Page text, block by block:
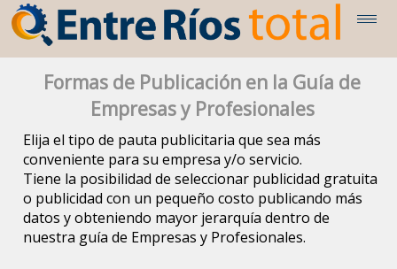
Formas de Publicación en la Guía de
Empresas y Profesionales
Elija el tipo de pauta publicitaria que sea más
conveniente para su empresa y/o servicio.
Tiene la posibilidad de seleccionar publicidad gratuita
o publicidad con un pequeño costo publicando más
datos y obteniendo mayor jerarquía dentro de
nuestra guía de Empresas y Profesionales.